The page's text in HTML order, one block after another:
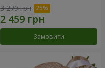
3 279 грн
Замовити